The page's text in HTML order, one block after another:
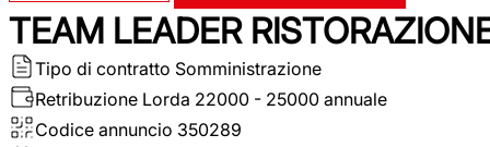
TEAM LEADER
Tipo di contratto Somministrazione
Retribuzione Lorda 22000 - 25000 annuale
Codice annuncio 350289